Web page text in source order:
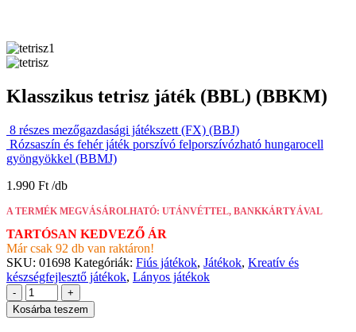
Klasszikus tetrisz játék (BBL) (BBKM)
8 részes mezőgazdasági játékszett (FX) (BBJ)
Rózsaszín és fehér játék porszívó felporszívózható hungarocell
gyöngyökkel (BBMJ)
1.990 Ft
A TERMÉK MEGVÁSÁROLHATÓ: UTÁNVÉTTEL, BANKKÁRTYÁVAL
TARTÓSAN KEDVEZŐ ÁR
Már csak 92 db van raktáron!
SKU: 01698 Kategóriák: Fiús játékok, Játékok, Kreatív és
készségfejlesztő játékok, Lányos játékok
-
+
Kosárba teszem